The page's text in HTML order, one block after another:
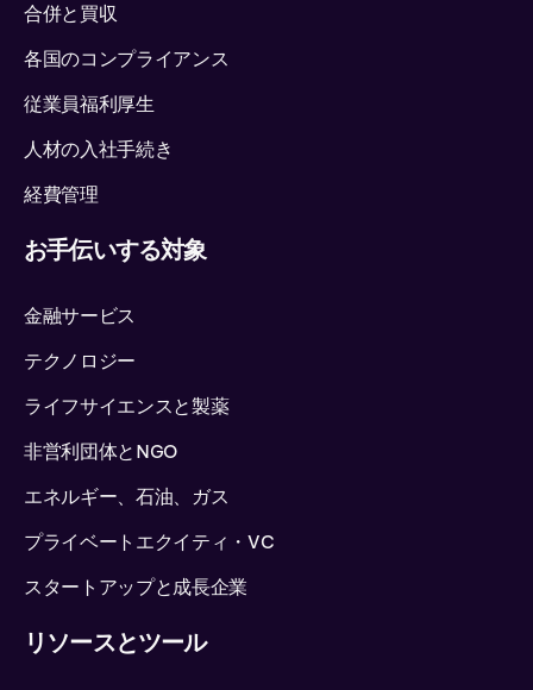
中国
コロンビア
コスタリカ
クロアチア
チェコ共和国
コンゴ民主共和国
ジブチ
ドミニカ共和国
エクアドル
合併と買収
各国のコンプライアンス
従業員福利厚生
人材の入社手続き
経費管理
お手伝いする対象
金融サービス
テクノロジー
ライフサイエンスと製薬
非営利団体とNGO
エネルギー、石油、ガス
プライベートエクイティ・VC
スタートアップと成長企業
リソースとツール